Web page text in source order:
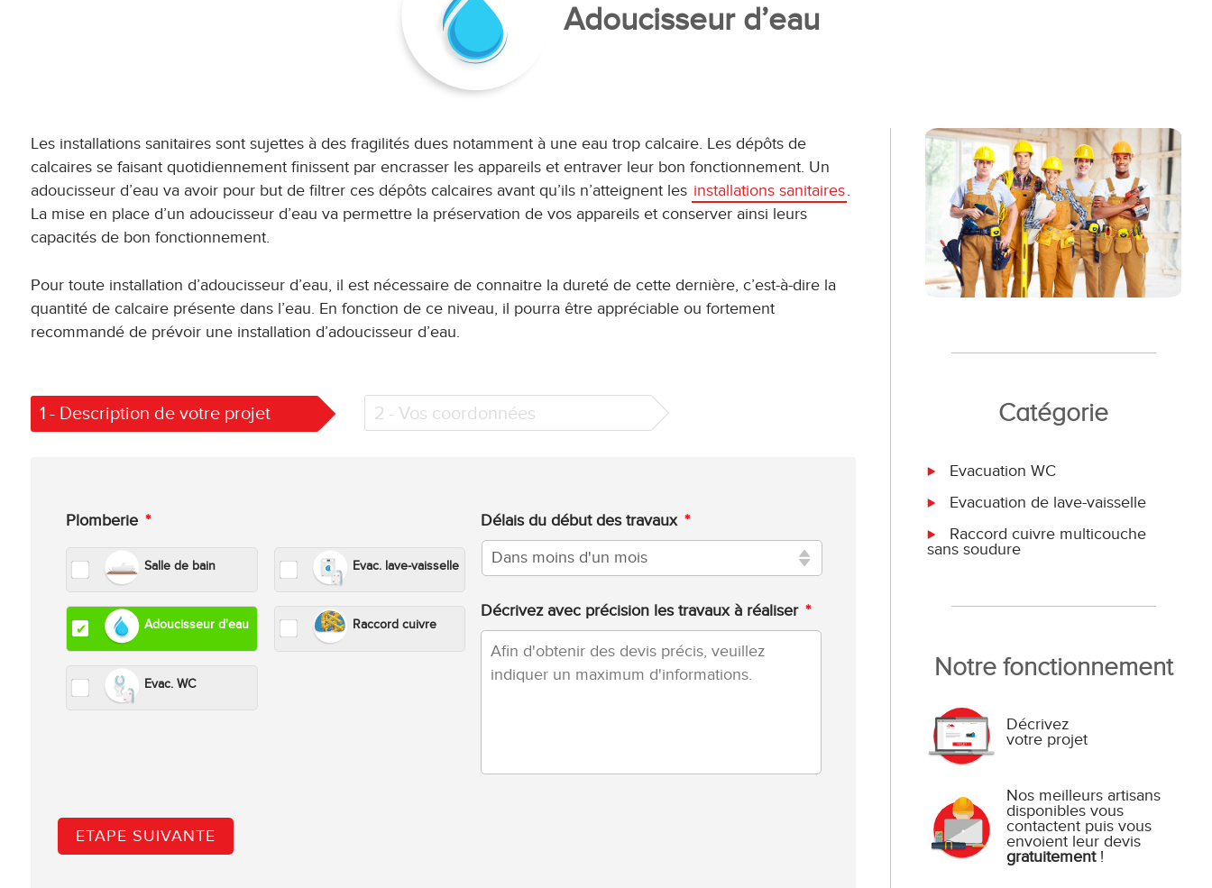
Adoucisseur d’eau
Les installations sanitaires sont sujettes à des fragilités dues notamment à une eau trop calcaire. Les dépôts de
calcaires se faisant quotidiennement finissent par encrasser les appareils et entraver leur bon fonctionnement. Un
adoucisseur d’eau va avoir pour but de filtrer ces dépôts calcaires avant qu’ils n’atteignent les installations sanitaires.
La mise en place d’un adoucisseur d’eau va permettre la préservation de vos appareils et conserver ainsi leurs
capacités de bon fonctionnement.
Pour toute installation d’adoucisseur d’eau, il est nécessaire de connaitre la dureté de cette dernière, c’est-à-dire la
quantité de calcaire présente dans l’eau. En fonction de ce niveau, il pourra être appréciable ou fortement
recommandé de prévoir une installation d’adoucisseur d’eau.
1 - Description de votre projet 2 - Vos coordonnées
Plomberie *
Salle de bain
Adoucisseur d'eau
Evac. WC
Evac. lave-vaisselle
Raccord cuivre
Délais du début des travaux *
Décrivez avec précision les travaux à réaliser *
Catégorie
Evacuation WC
Evacuation de lave-vaisselle
Raccord cuivre multicouche
sans soudure
Notre fonctionnement
Décrivez
votre projet
Nos meilleurs artisans
disponibles vous
contactent puis vous
envoient leur devis
gratuitement!